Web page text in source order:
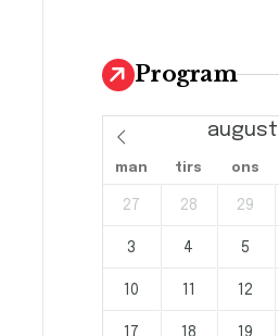
Program
man tirs ons
27 28 29
3 4 5
10 11 12
17 18 19